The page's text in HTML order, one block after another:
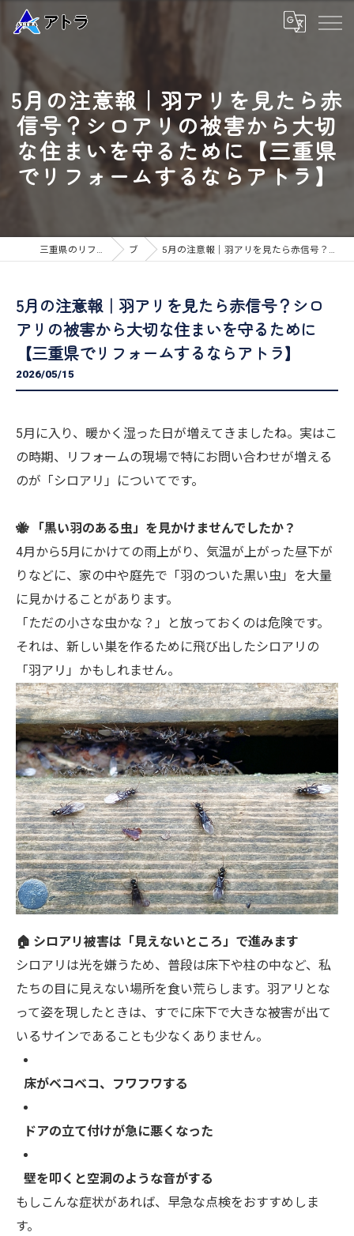
5月の注意報｜羽アリを見たら赤
信号？シロアリの被害から大切
な住まいを守るために【三重県
でリフォームするならアトラ】
三重県のリフォームなら高品質な工事のアトラ ブログ 5月の注意報｜羽アリを見たら赤信号？シロアリの被害から大切な住まいを守るために【三重県でリフォームするならアトラ】
5月の注意報｜羽アリを見たら赤信号？シロ
アリの被害から大切な住まいを守るために
【三重県でリフォームするならアトラ】
2026/05/15
5月に入り、暖かく湿った日が増えてきましたね。実はこ
の時期、リフォームの現場で特にお問い合わせが増える
のが「シロアリ」についてです。
🐝 「黒い羽のある虫」を見かけませんでしたか？
4月から5月にかけての雨上がり、気温が上がった昼下が
りなどに、家の中や庭先で「羽のついた黒い虫」を大量
に見かけることがあります。
「ただの小さな虫かな？」と放っておくのは危険です。
それは、新しい巣を作るために飛び出したシロアリの
「羽アリ」かもしれません。
🏠 シロアリ被害は「見えないところ」で進みます
シロアリは光を嫌うため、普段は床下や柱の中など、私
たちの目に見えない場所を食い荒らします。羽アリとな
って姿を現したときは、すでに床下で大きな被害が出て
いるサインであることも少なくありません。
床がベコベコ、フワフワする
ドアの立て付けが急に悪くなった
壁を叩くと空洞のような音がする
もしこんな症状があれば、早急な点検をおすすめしま
す。